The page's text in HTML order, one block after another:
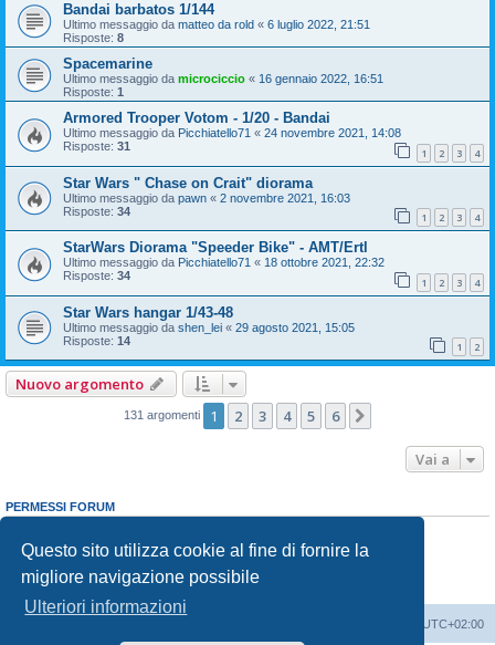
Questo sito utilizza cookie al fine di fornire la
migliore navigazione possibile
Ulteriori informazioni
Bandai barbatos 1/144
Ultimo messaggio da matteo da rold « 6 luglio 2022, 21:51
Risposte: 8
Spacemarine
Ultimo messaggio da microciccio « 16 gennaio 2022, 16:51
Risposte: 1
Armored Trooper Votom - 1/20 - Bandai
Ultimo messaggio da Picchiatello71 « 24 novembre 2021, 14:08
Risposte: 31 1 2 3 4
Star Wars " Chase on Crait" diorama
Ultimo messaggio da pawn « 2 novembre 2021, 16:03
Risposte: 34 1 2 3 4
StarWars Diorama "Speeder Bike" - AMT/Ertl
Ultimo messaggio da Picchiatello71 « 18 ottobre 2021, 22:32
Risposte: 34 1 2 3 4
Star Wars hangar 1/43-48
Ultimo messaggio da shen_lei « 29 agosto 2021, 15:05
Risposte: 14 1 2
Nuovo argomento
131 argomenti 1 2 3 4 5 6
Vai a
PERMESSI FORUM
Non puoirispondere negli argomenti
Non puoimodificare i tuoi messaggi
Non puoicancellare i tuoi messaggi
Non puoi
inviare allegati
UTC+02:00